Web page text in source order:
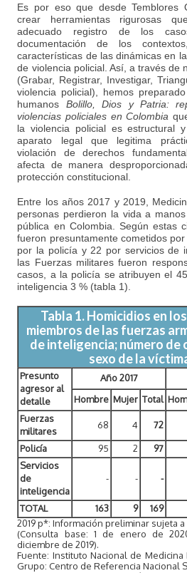
Es por eso que desde Temblores
crear herramientas rigurosas
adecuado registro de los
documentación de los
características de las dinámicas en
de violencia policial. Así, a través de
(Grabar, Registrar, Investigar,
violencia policial), hemos
humanos Bolillo, Dios y Patria:
violencias policiales en Colombia
la violencia policial es estructural
aparato legal que legitima
violación de derechos
afecta de manera
protección constitucional.
Entre los años 2017 y 2019,
personas perdieron la vida a
pública en Colombia. Según estas
fueron presuntamente cometidos
por la policía y 22 por servicios de
las Fuerzas militares fueron
casos, a la policía se atribuyen el
inteligencia 3 % (tabla 1).
Tabla 1. Homicidios en
miembros de las fuerzas
de inteligencia; número
sexo de la
Presunto
agresor al
detalle
Año 2017
Hombre Mujer Total
Fuerzas
militares
68 4 72
Policía 95 2 97
Servicios
de
inteligencia
- - -
TOTAL 163 9 169
2019 p*: Información preliminar sujeta
(Consulta base: 1 de enero de
diciembre de 2019).
Fuente: Instituto Nacional de Medicina
Grupo: Centro de Referencia Nacional